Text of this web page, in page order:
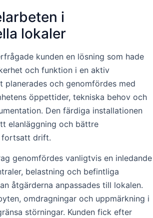
i
lokaler
kunden en lösning som hade
och funktion i en aktiv
planerades och genomfördes med
öppettider, tekniska behov och
Den färdiga installationen
elanläggning och bättre
drift.
genomfördes vanligtvis en inledande
belastning och befintliga
åtgärderna anpassades till lokalen.
omdragningar och uppmärkning i
störningar. Kunden fick efter